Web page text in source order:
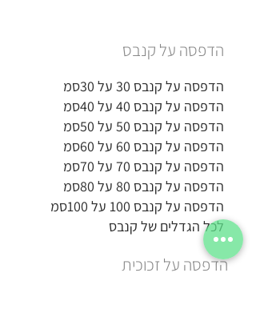
הדפסה על קנבס
הדפסה על קנבס 30 על 30סמ
הדפסה על קנבס 40 על 40סמ
הדפסה על קנבס 50 על 50סמ
הדפסה על קנבס 60 על 60סמ
הדפסה על קנבס 70 על 70סמ
הדפסה על קנבס 80 על 80סמ
הדפסה על קנבס 100 על 100סמ
לכל הגדלים של קנבס
הדפסה על זכוכית